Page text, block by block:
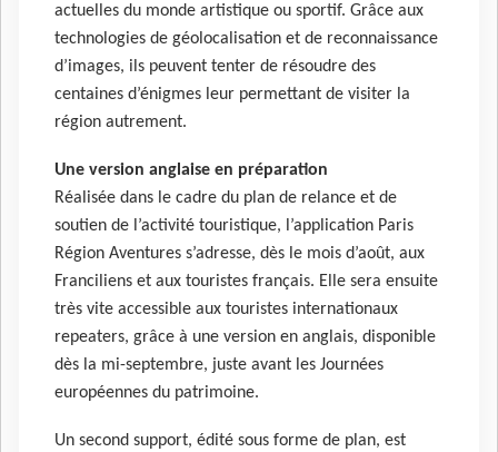
actuelles du monde artistique ou sportif. Grâce aux
technologies de géolocalisation et de reconnaissance
d’images, ils peuvent tenter de résoudre des
centaines d’énigmes leur permettant de visiter la
région autrement.
Une version anglaise en préparation
Réalisée dans le cadre du plan de relance et de
soutien de l’activité touristique, l’application Paris
Région Aventures s’adresse, dès le mois d’août, aux
Franciliens et aux touristes français. Elle sera ensuite
très vite accessible aux touristes internationaux
repeaters, grâce à une version en anglais, disponible
dès la mi-septembre, juste avant les Journées
européennes du patrimoine.
Un second support, édité sous forme de plan, est